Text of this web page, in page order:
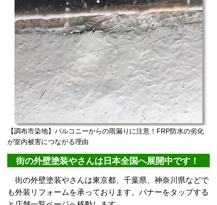
【調布市染地】バルコニーからの雨漏りに注意！FRP防水の劣化
が室内被害につながる理由
街の外壁塗装やさんは日本全国へ展開中です！
街の外壁塗装やさんは東京都、千葉県、神奈川県などで
も外装リフォームを承っております。バナーをタップする